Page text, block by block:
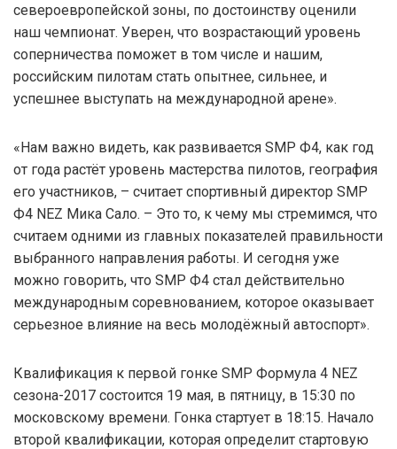
североевропейской зоны, по достоинству оценили
наш чемпионат. Уверен, что возрастающий уровень
соперничества поможет в том числе и нашим,
российским пилотам стать опытнее, сильнее, и
успешнее выступать на международной арене».
«Нам важно видеть, как развивается SMP Ф4, как год
от года растёт уровень мастерства пилотов, география
его участников, – считает спортивный директор SMP
Ф4 NEZ Мика Сало. – Это то, к чему мы стремимся, что
считаем одними из главных показателей правильности
выбранного направления работы. И сегодня уже
можно говорить, что SMP Ф4 стал действительно
международным соревнованием, которое оказывает
серьезное влияние на весь молодёжный автоспорт».
Квалификация к первой гонке SMP Формула 4 NEZ
сезона-2017 состоится 19 мая, в пятницу, в 15:30 по
московскому времени. Гонка стартует в 18:15. Начало
второй квалификации, которая определит стартовую